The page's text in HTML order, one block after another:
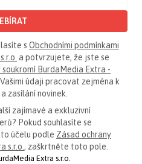
s Obchodními podmínkami
a potvrzujete, že jste se
soukromí BurdaMedia Extra -
údaji pracovat zejména k
zasílání novinek.
zajímavé a exkluzivní
Pokud souhlasíte se
účelu podle Zásad ochrany
s.r.o., zaškrtněte toto pole.
Extra s.r.o.